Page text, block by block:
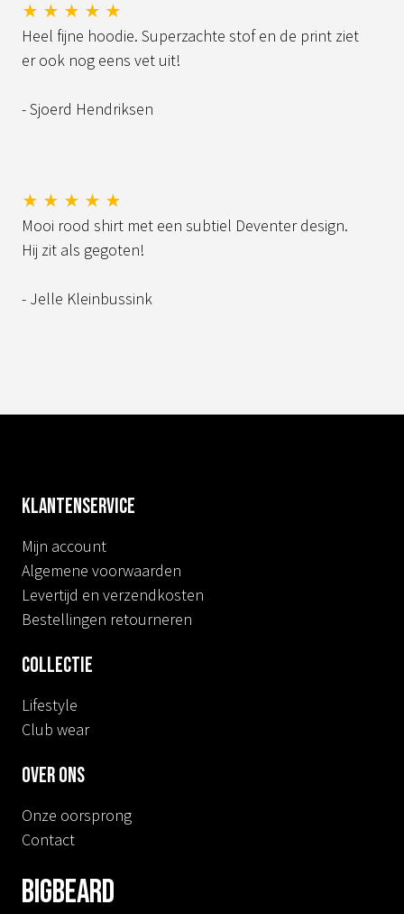
★ ★ ★ ★ ★
Heel fijne hoodie. Superzachte stof en de print ziet
er ook nog eens vet uit!
- Sjoerd Hendriksen
★ ★ ★ ★ ★
Mooi rood shirt met een subtiel Deventer design.
Hij zit als gegoten!
- Jelle Kleinbussink
Klantenservice
Mijn account
Algemene voorwaarden
Levertijd en verzendkosten
Bestellingen retourneren
Collectie
Lifestyle
Club wear
Over ons
Onze oorsprong
Contact
BIGBEARD